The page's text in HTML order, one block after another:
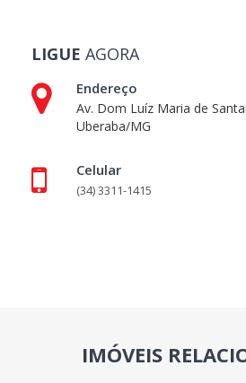
LIGUE AGORA
Endereço
Av. Dom Luíz Maria de
Uberaba/MG
Celular
(34) 3311-1415
IMÓVEIS